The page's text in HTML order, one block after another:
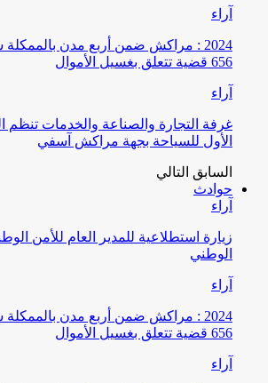
آراء
2024 : مراكش ضمن أربع مدن
656 قضية تتعلق بغسيل الأموال
آراء
غرفة التجارة والصناعة والخدمات تنظم
الأول للسياحة بجهة مراكش آسفي
السابق التالي
حوادث
آراء
زيارة استطلاعية للمدير العام للأمن
الوطني
آراء
2024 : مراكش ضمن أربع مدن
656 قضية تتعلق بغسيل الأموال
آراء